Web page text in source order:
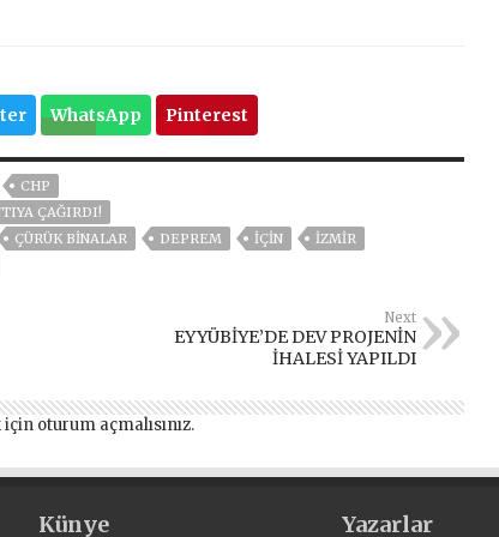
WhatsApp Pinterest
CHP
ÇAĞIRDI!
ÇÜRÜK BİNALAR DEPREM İÇİN
İZMIR
Next
EYYÜBİYE’DE DEV PROJENİN
İHALESİ YAPILDI
için oturum açmalısınız.
Künye Yazarlar